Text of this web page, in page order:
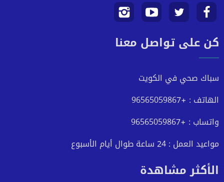
تابعنا
على
تابعنا
على
تويتر
تابعنا
على
تابعنا
علىكن على تواصل معنا
سباك صحي في الكويت
الهاتف : +96565059867
واتساب : +96565059867
مواعيد العمل : 24 ساعة طوال أيام الأسبوع
الأكثر مشاهدة